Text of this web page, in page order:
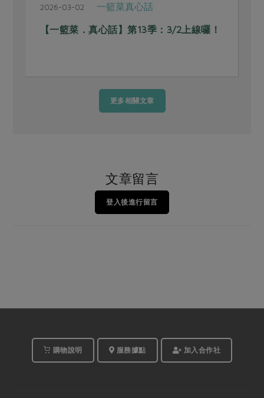
2026-03-02 一籃菜真心話
【一籃菜．真心話】第13季：3/2上線囉！
更多相關文章
文章留言
登入後進行留言
購物說明 服務據點 加入合作社